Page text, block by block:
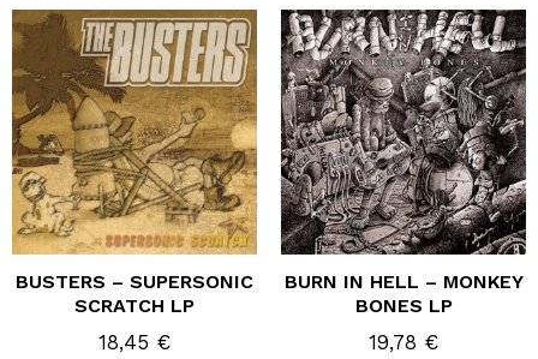
BUSTERS – SUPERSONIC
SCRATCH LP
18,45 €
BURN IN HELL – MONKEY
BONES LP
19,78 €